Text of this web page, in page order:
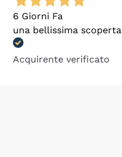
6 Giorni Fa
una bellissima scoperta
Acquirente verificato